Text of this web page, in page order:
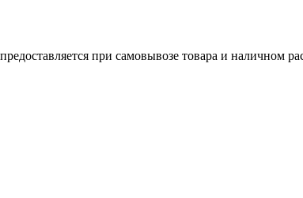
при самовывозе товара и наличном